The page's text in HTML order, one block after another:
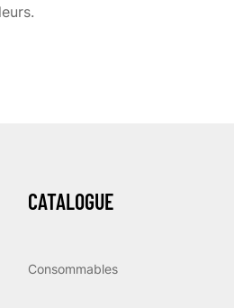
CATALOGUE
Consommables